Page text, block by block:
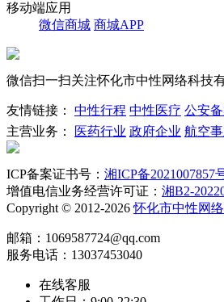
移动端应用
微信商城 商城APP
微信扫一扫关注怀化市中性网络科技
友情链接： 中性行程 中性医疗 公安
主营业务：
医药行业 政府企业 航空
ICP备案证书号： 湘ICP备2021007857
增值电信业务经营许可证： 湘B2-
Copyright © 2012-2026怀化市中性网
邮箱：1069587724@qq.com
服务电话：13037453040
在线客服